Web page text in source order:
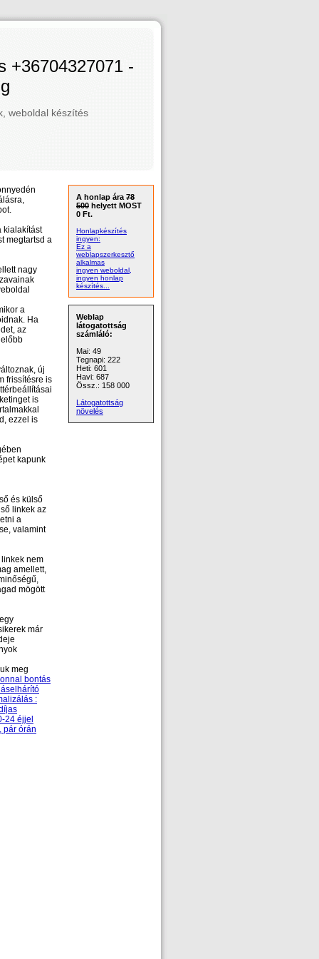
+36704327071 -
weboldal készítés
kialakítást
megtartsd a
nagy
a
Ha
az
új
frissítésre is
is
ezzel is
kapunk
és külső
linkek az
a
valamint
nem
amellett,
mögött
már
meg
bontás
:
24 éjjel
pár órán
A honlap ára 78
500 helyett MOST
0 Ft.
Honlapkészítés
ingyen:
Ez a
weblapszerkesztő
alkalmas
ingyen weboldal,
ingyen honlap
készítés...
Weblap
látogatottság
számláló:
Mai: 49
Tegnapi: 222
Heti: 601
Havi: 687
Össz.: 158 000
Látogatottság
növelés